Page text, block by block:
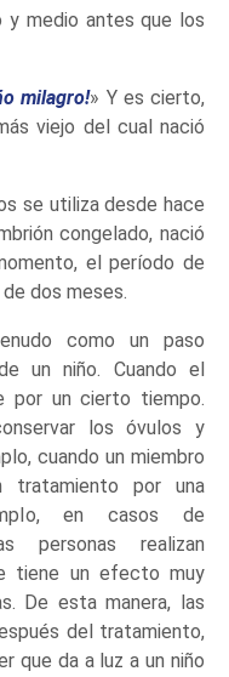
y medio antes que los
milagro!» Y es cierto,
viejo del cual nació
se utiliza desde hace
congelado, nació
el período de
dos meses.
como un paso
un niño. Cuando el
por un cierto tiempo.
los óvulos y
cuando un miembro
por una
en casos de
personas realizan
tiene un efecto muy
De esta manera, las
del tratamiento,
que da a luz a un niño